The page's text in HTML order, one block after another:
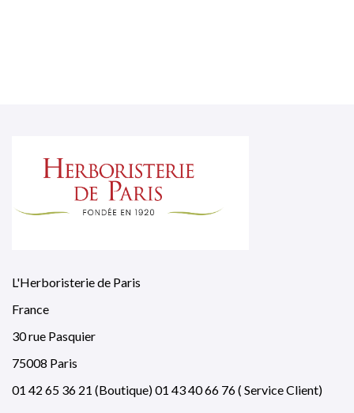
L'Herboristerie de Paris
France
30 rue Pasquier
75008 Paris
01 42 65 36 21 (Boutique) 01 43 40 66 76 ( Service Client)